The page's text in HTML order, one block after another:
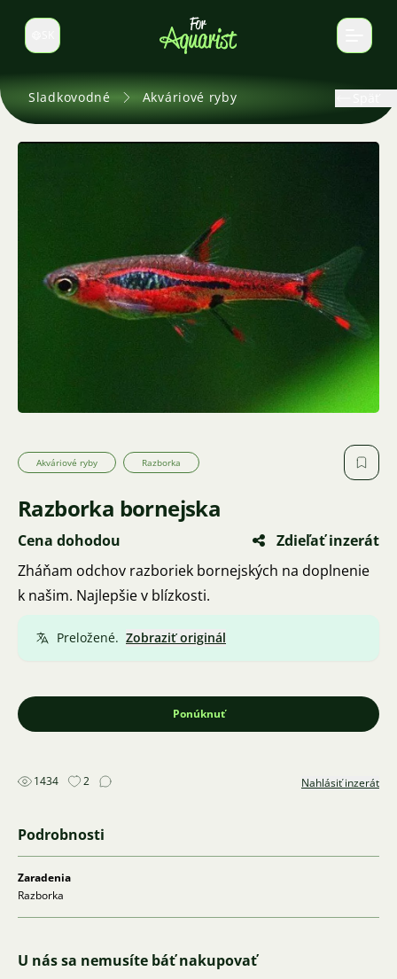
Prepnúť jazyk
Sladkovodné Akváriové ryby
Akváriové ryby Razborka
Razborka bornejska
Cena dohodou
Zdieľať inzerát
Zháňam odchov razboriek bornejských na doplnenie
k našim. Najlepšie v blízkosti.
Preložené. Zobraziť originál
Ponúknuť
1434 2 Nahlásiť inzerát
Podrobnosti
Zaradenia
Razborka
U nás sa nemusíte báť nakupovať